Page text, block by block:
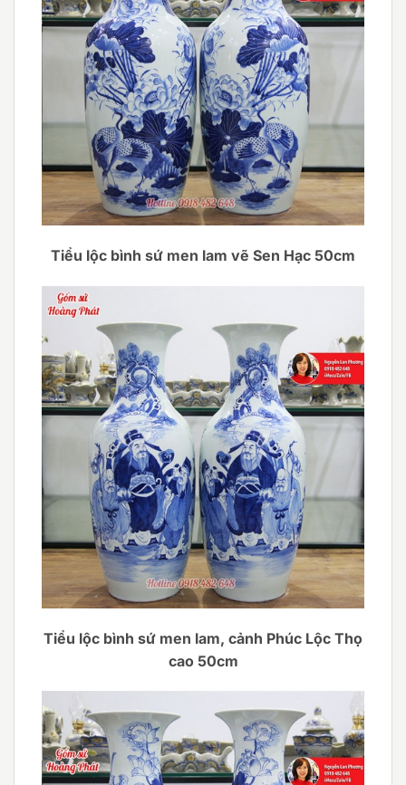
Tiểu lộc bình sứ men lam vẽ Sen Hạc 50cm
Tiểu lộc bình sứ men lam, cảnh Phúc Lộc Thọ
cao 50cm